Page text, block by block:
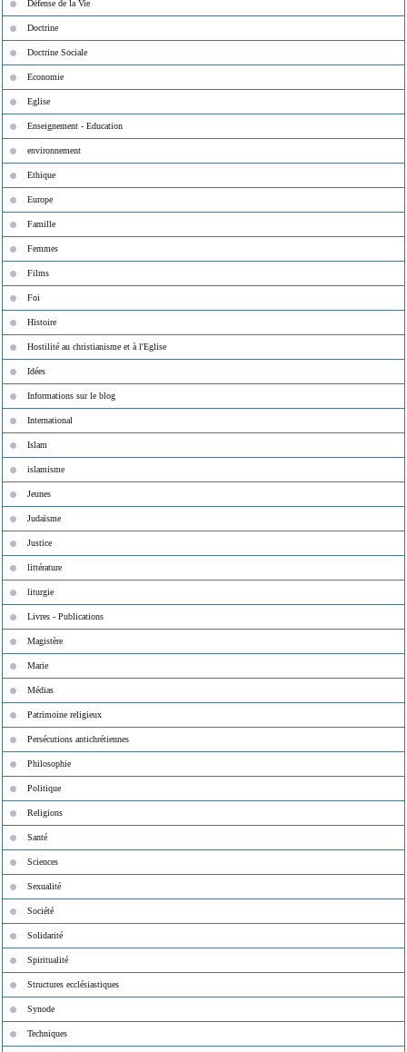
Défense de la Vie
Doctrine
Doctrine Sociale
Economie
Eglise
Enseignement - Education
environnement
Ethique
Europe
Famille
Femmes
Films
Foi
Histoire
Hostilité au christianisme et à l'Eglise
Idées
Informations sur le blog
International
Islam
islamisme
Jeunes
Judaïsme
Justice
littérature
liturgie
Livres - Publications
Magistère
Marie
Médias
Patrimoine religieux
Persécutions antichrétiennes
Philosophie
Politique
Religions
Santé
Sciences
Sexualité
Société
Solidarité
Spiritualité
Structures ecclésiastiques
Synode
Techniques